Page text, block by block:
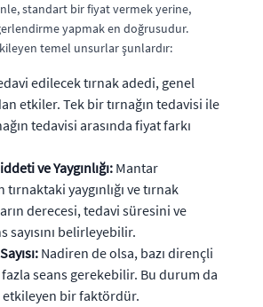
standart bir fiyat vermek yerine,
yapmak en doğrusudur.
temel unsurlar şunlardır:
edilecek tırnak adedi, genel
etkiler. Tek bir tırnağın tedavisi ile
tedavisi arasında fiyat farkı
ve Yaygınlığı: Mantar
yaygınlığı ve tırnak
derecesi, tedavi süresini ve
sayısını belirleyebilir.
Nadiren de olsa, bazı dirençli
seans gerekebilir. Bu durum da
bir faktördür.